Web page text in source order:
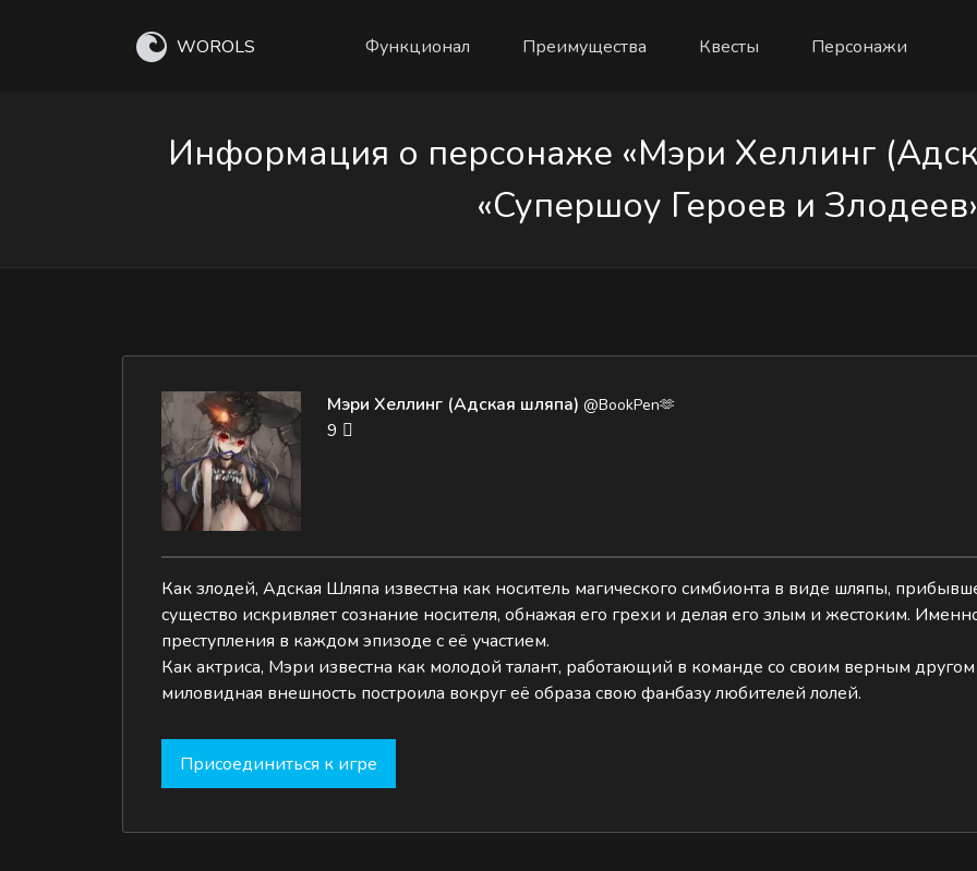
WOROLS Функционал Преимущества Квесты Персонажи
Информация о персонаже «Мэри Хеллинг
«Супершоу Героев и
Мэри Хеллинг (Адская шляпа) @BookPen🫶
9
Как злодей, Адская Шляпа известна как носитель магического симбионта в виде шляпы,
существо искривляет сознание носителя, обнажая его грехи и делая его злым и жестоким.
преступления в каждом эпизоде с её участием.
Как актриса, Мэри известна как молодой талант, работающий в команде со своим верным
миловидная внешность построила вокруг её образа свою фанбазу любителей лолей.
Присоединиться к игре